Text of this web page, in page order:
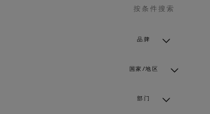
加入我们
按条件搜索
品牌
国家/地区
部门